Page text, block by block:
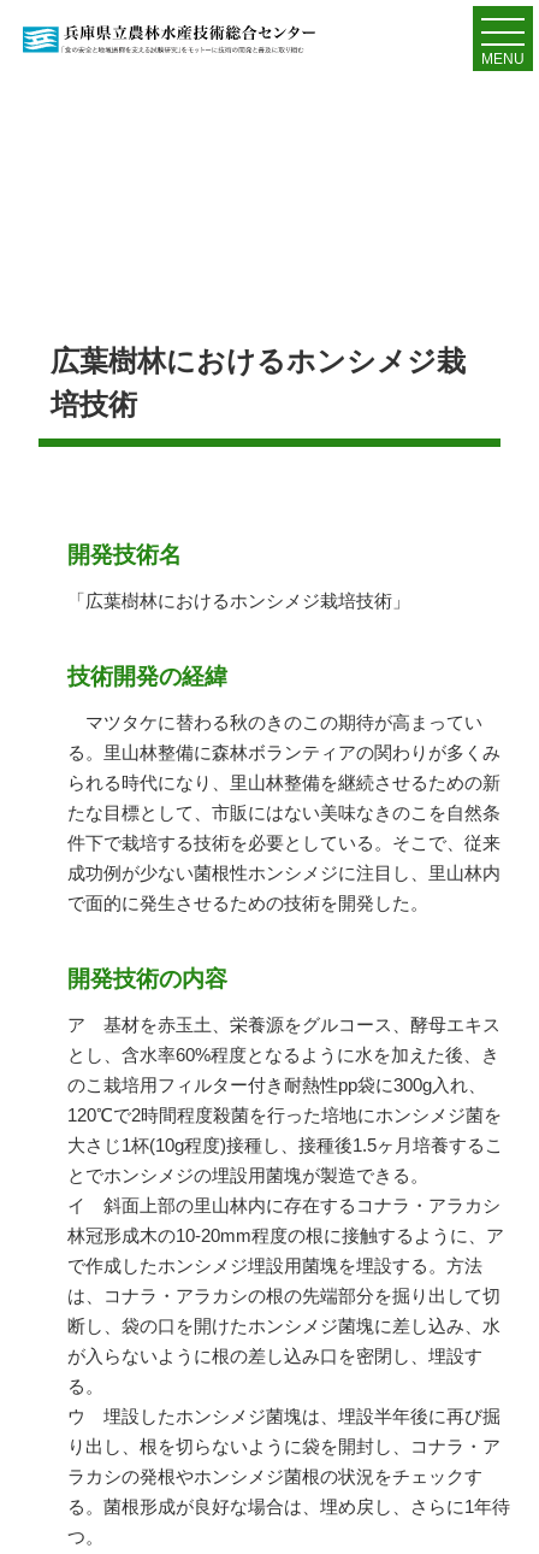
MENU
広葉樹林におけるホンシメジ栽
培技術
開発技術名
「広葉樹林におけるホンシメジ栽培技術」
技術開発の経緯
マツタケに替わる秋のきのこの期待が高まってい
る。里山林整備に森林ボランティアの関わりが多くみ
られる時代になり、里山林整備を継続させるための新
たな目標として、市販にはない美味なきのこを自然条
件下で栽培する技術を必要としている。そこで、従来
成功例が少ない菌根性ホンシメジに注目し、里山林内
で面的に発生させるための技術を開発した。
開発技術の内容
ア 基材を赤玉土、栄養源をグルコース、酵母エキス
とし、含水率60%程度となるように水を加えた後、き
のこ栽培用フィルター付き耐熱性pp袋に300g入れ、
120℃で2時間程度殺菌を行った培地にホンシメジ菌を
大さじ1杯(10g程度)接種し、接種後1.5ヶ月培養するこ
とでホンシメジの埋設用菌塊が製造できる。
イ 斜面上部の里山林内に存在するコナラ・アラカシ
林冠形成木の10-20mm程度の根に接触するように、ア
で作成したホンシメジ埋設用菌塊を埋設する。方法
は、コナラ・アラカシの根の先端部分を掘り出して切
断し、袋の口を開けたホンシメジ菌塊に差し込み、水
が入らないように根の差し込み口を密閉し、埋設す
る。
ウ 埋設したホンシメジ菌塊は、埋設半年後に再び掘
り出し、根を切らないように袋を開封し、コナラ・ア
ラカシの発根やホンシメジ菌根の状況をチェックす
る。菌根形成が良好な場合は、埋め戻し、さらに1年待
つ。